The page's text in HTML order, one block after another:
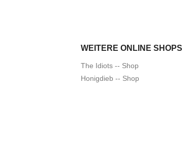
WEITERE ONLINE SHOPS
The Idiots -- Shop
Honigdieb -- Shop